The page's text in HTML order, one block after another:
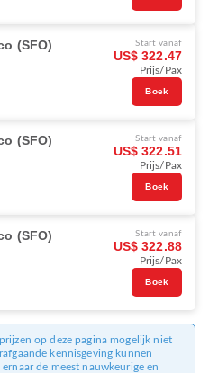
(SFO) Start vanaf
US$ 322.47
Prijs/Pax
Boek
(SFO) Start vanaf
US$ 322.51
Prijs/Pax
Boek
(SFO) Start vanaf
US$ 322.88
Prijs/Pax
Boek
op deze pagina mogelijk niet
kennisgeving kunnen
de meest nauwkeurige en